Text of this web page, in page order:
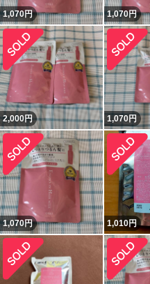
1,070円 1,070円
2,000円 1,070円
1,070円 1,010円